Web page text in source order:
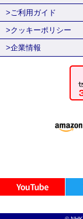
>ご利用ガイド
>クッキーポリシー
>企業情報